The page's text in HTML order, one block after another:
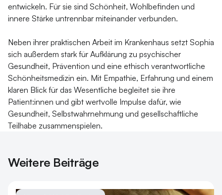
entwickeln. Für sie sind Schönheit, Wohlbefinden und
innere Stärke untrennbar miteinander verbunden.
Neben ihrer praktischen Arbeit im Krankenhaus setzt Sophia
sich außerdem stark für Aufklärung zu psychischer
Gesundheit, Prävention und eine ethisch verantwortliche
Schönheitsmedizin ein. Mit Empathie, Erfahrung und einem
klaren Blick für das Wesentliche begleitet sie ihre
Patient:innen und gibt wertvolle Impulse dafür, wie
Gesundheit, Selbstwahrnehmung und gesellschaftliche
Teilhabe zusammenspielen.
Weitere Beiträge